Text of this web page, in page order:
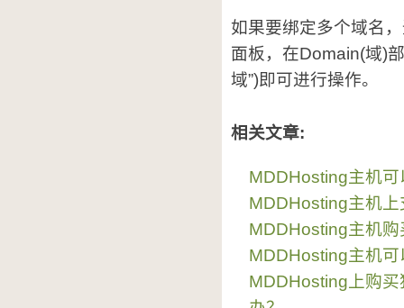
如果要绑定多个域名
面板，在Domain(域)
域”)即可进行操作。
相关文章:
MDDHosting主机
MDDHosting主机
MDDHosting主机
MDDHosting主机
MDDHosting上购